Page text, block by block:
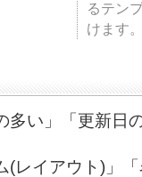
るテン
けます
多い」「更新日
(レイアウト)」